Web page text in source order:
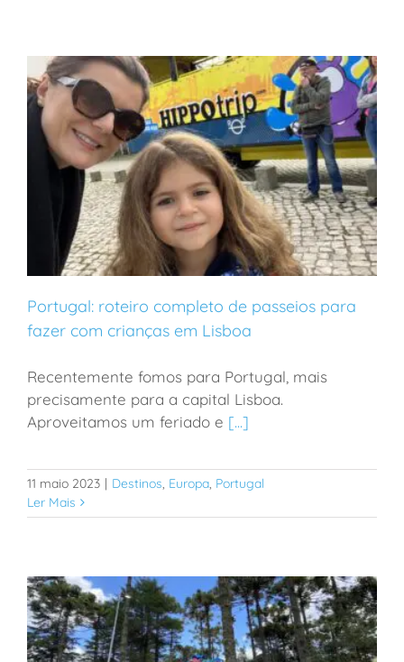
Portugal: roteiro completo de passeios para fazer
com crianças em Lisboa
Portugal: roteiro completo de passeios para
fazer com crianças em Lisboa
Recentemente fomos para Portugal, mais
precisamente para a capital Lisboa.
Aproveitamos um feriado e [...]
11 maio 2023 Destinos, Europa, Portugal
Ler Mais